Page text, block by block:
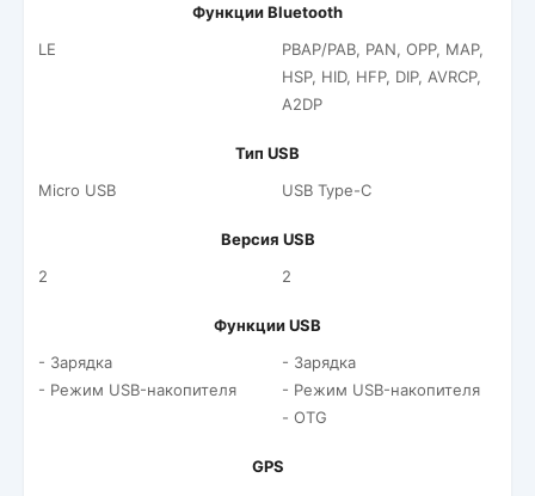
Функции Bluetooth
LE
PBAP/PAB, PAN, OPP, MAP,
HSP, HID, HFP, DIP, AVRCP,
A2DP
Тип USB
Micro USB
USB Type-C
Версия USB
2
2
Функции USB
- Зарядка
- Режим USB-накопителя
- Зарядка
- Режим USB-накопителя
- OTG
GPS